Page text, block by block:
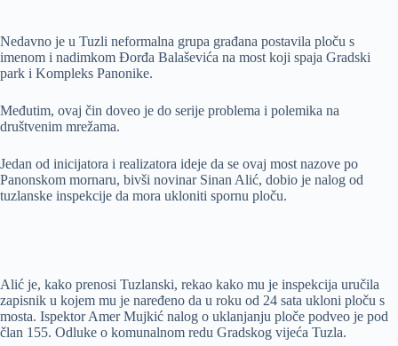
Nedavno je u Tuzli neformalna grupa građana postavila ploču s
imenom i nadimkom Đorđa Balaševića na most koji spaja Gradski
park i Kompleks Panonike.
Međutim, ovaj čin doveo je do serije problema i polemika na
društvenim mrežama.
Jedan od inicijatora i realizatora ideje da se ovaj most nazove po
Panonskom mornaru, bivši novinar Sinan Alić, dobio je nalog od
tuzlanske inspekcije da mora ukloniti spornu ploču.
Alić je, kako prenosi Tuzlanski, rekao kako mu je inspekcija uručila
zapisnik u kojem mu je naređeno da u roku od 24 sata ukloni ploču s
mosta. Ispektor Amer Mujkić nalog o uklanjanju ploče podveo je pod
član 155. Odluke o komunalnom redu Gradskog vijeća Tuzla.